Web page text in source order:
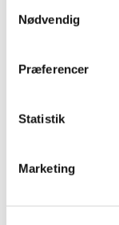
Nødvendig
Præferencer
Statistik
Marketing
2023 (195)
2018 (150)
december (19)
oktober (13)